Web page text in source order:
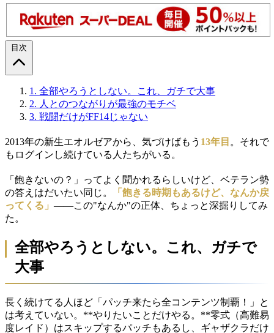
目次
1. 全部やろうとしない。これ、ガチで大事
2. 人とのつながりが最強のモチベ
3. 戦闘だけがFF14じゃない
2013年の新生エオルゼアから、気づけばもう 13年目 。それで
もログインし続けている人たちがいる。
「飽きないの？」ってよく聞かれるらしいけど、ベテラン勢
の答えはだいたい同じ。
「飽きる時期もあるけど、なんか戻
ってくる」 ——この"なんか"の正体、ちょっと深掘りしてみ
た。
全部やろうとしない。これ、ガチで
大事
長く続けてる人ほど「パッチ来たら全コンテンツ制覇！」と
は考えていない。**やりたいことだけやる。**零式（高難易
度レイド）はスキップするパッチもあるし、ギャザクラだけ